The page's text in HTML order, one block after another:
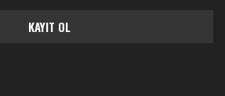
KAYIT OL